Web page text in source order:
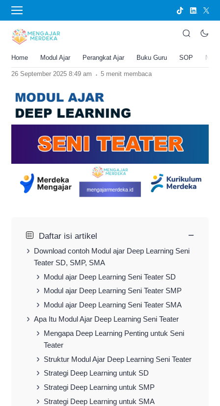
Home Modul Ajar Perangkat Ajar Buku Guru SOP
BERANDA
Modul Ajar Deep Learning Seni Teater SD,
SMP, SMA
Joko Umbaran
26 September 2025 8:49 am . 5 menit membaca
Daftar isi artikel −
Download contoh Modul ajar Deep Learning Seni
Teater SD, SMP, SMA
Modul ajar Deep Learning Seni Teater SD
Modul ajar Deep Learning Seni Teater SMP
Modul ajar Deep Learning Seni Teater SMA
Apa Itu Modul Ajar Deep Learning Seni Teater
Mengapa Deep Learning Penting untuk Seni
Teater
Struktur Modul Ajar Deep Learning Seni Teater
Strategi Deep Learning untuk SD
Strategi Deep Learning untuk SMP
Strategi Deep Learning untuk SMA